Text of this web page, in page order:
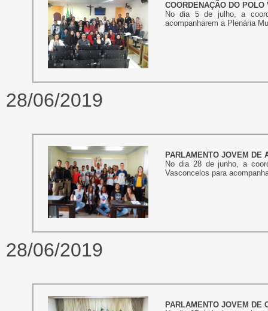
COORDENAÇÃO DO
No dia 5 de julho, a
acompanharem a Plenária
28/06/2019
PARLAMENTO JOVEM DE
No dia 28 de junho, a
Vasconcelos para
28/06/2019
PARLAMENTO JOVEM DE